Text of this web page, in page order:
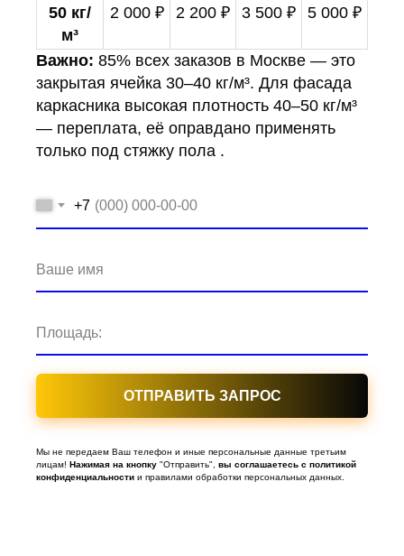
50 кг/
м³
2 000 ₽
2 200 ₽
3 500 ₽
5 000 ₽
Важно: 85% всех заказов в Москве — это
закрытая ячейка 30–40 кг/м³. Для фасада
каркасника высокая плотность 40–50 кг/м³
— переплата, её оправдано применять
только под стяжку пола .
+7
Ваше имя
Площадь:
ОТПРАВИТЬ ЗАПРОС
Мы не передаем Ваш телефон и иные персональные данные третьим
лицам! Нажимая на кнопку "Отправить", вы соглашаетесь с политикой
конфиденциальности и правилами обработки персональных данных.